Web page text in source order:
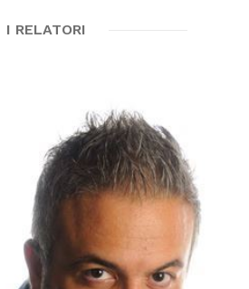
I RELATORI